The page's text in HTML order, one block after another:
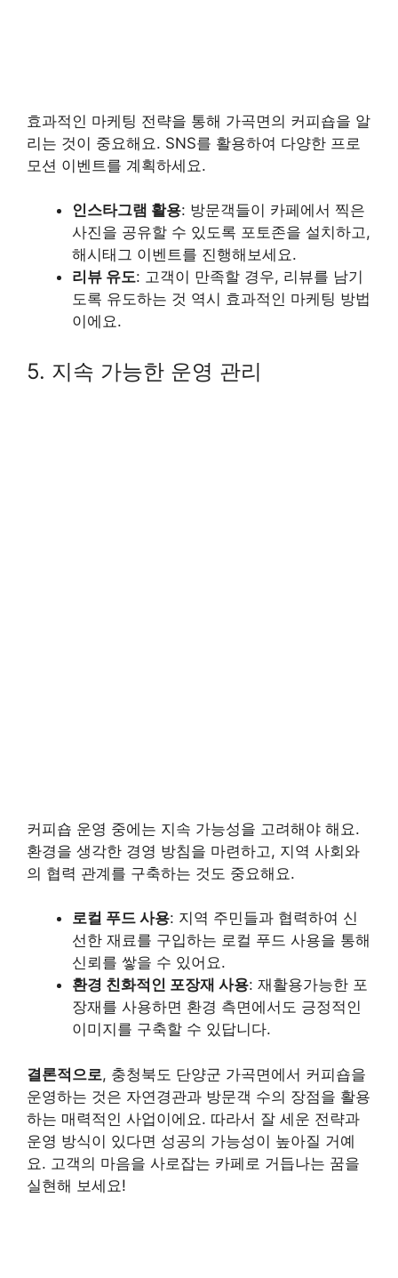
효과적인 마케팅 전략을 통해 가곡면의 커피숍을 알
리는 것이 중요해요. SNS를 활용하여 다양한 프로
모션 이벤트를 계획하세요.
인스타그램 활용: 방문객들이 카페에서 찍은
사진을 공유할 수 있도록 포토존을 설치하고,
해시태그 이벤트를 진행해보세요.
리뷰 유도: 고객이 만족할 경우, 리뷰를 남기
도록 유도하는 것 역시 효과적인 마케팅 방법
이에요.
5. 지속 가능한 운영 관리
커피숍 운영 중에는 지속 가능성을 고려해야 해요.
환경을 생각한 경영 방침을 마련하고, 지역 사회와
의 협력 관계를 구축하는 것도 중요해요.
로컬 푸드 사용: 지역 주민들과 협력하여 신
선한 재료를 구입하는 로컬 푸드 사용을 통해
신뢰를 쌓을 수 있어요.
환경 친화적인 포장재 사용: 재활용가능한 포
장재를 사용하면 환경 측면에서도 긍정적인
이미지를 구축할 수 있답니다.
결론적으로, 충청북도 단양군 가곡면에서 커피숍을
운영하는 것은 자연경관과 방문객 수의 장점을 활용
하는 매력적인 사업이에요. 따라서 잘 세운 전략과
운영 방식이 있다면 성공의 가능성이 높아질 거예
요. 고객의 마음을 사로잡는 카페로 거듭나는 꿈을
실현해 보세요!